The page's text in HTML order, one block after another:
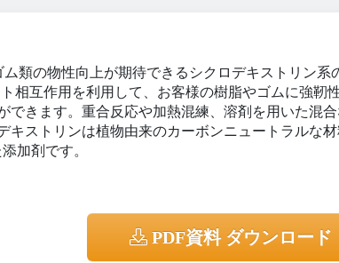
類の物性向上が期待できるシクロデキストリン系
相互作用を利用して、お客様の樹脂やゴムに強靭
できます。重合反応や加熱混練、溶剤を用いた混
キストリンは植物由来のカーボンニュートラルな
加剤です。
PDF資料 ダウンロード